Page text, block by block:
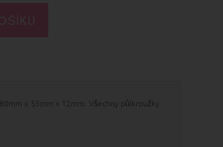
x 55mm x 12mm. Všechny půlkroužky